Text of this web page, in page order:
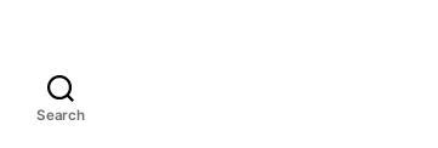
Search